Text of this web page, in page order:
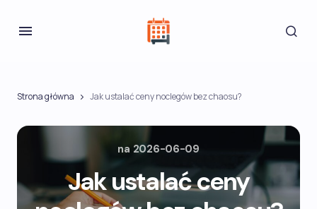
Strona główna Jak ustalać ceny noclegów bez chaosu?
na 2026-06-09
Jak ustalać ceny